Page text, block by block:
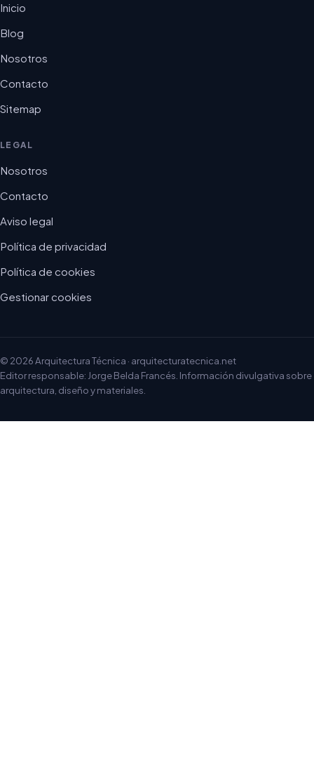
Inicio
Blog
Nosotros
Contacto
Sitemap
LEGAL
Nosotros
Contacto
Aviso legal
Política de privacidad
Política de cookies
Gestionar cookies
© 2026 Arquitectura Técnica · arquitecturatecnica.net
Editor responsable: Jorge Belda Francés. Información divulgativa sobre
arquitectura, diseño y materiales.